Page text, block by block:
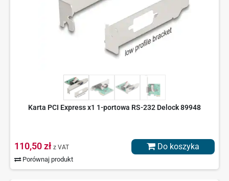
Karta PCI Express x1 1-portowa RS-232 Delock 89948
110,50 zł z VAT
Porównaj produkt
Do koszyka